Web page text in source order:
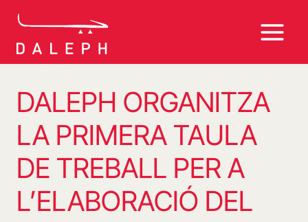
DALEPH ORGANITZA
LA PRIMERA TAULA
DE TREBALL PER A
L’ELABORACIÓ DEL